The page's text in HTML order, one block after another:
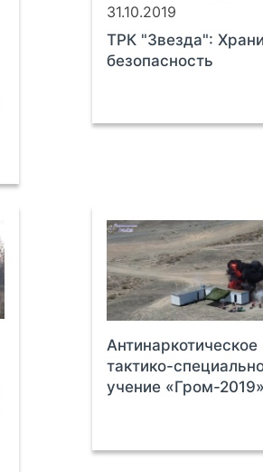
31.10.2019
ТРК "Звезда":
безопасность
Антинаркотическое
тактико-
учение «Гром-